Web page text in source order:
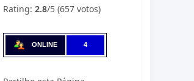
Rating: 2.8/5 (657 votos)
ONLINE 4